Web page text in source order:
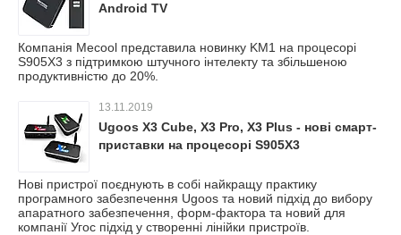
Android TV
Компанія Mecool представила новинку KM1 на процесорі
S905X3 з підтримкою штучного інтелекту та збільшеною
продуктивністю до 20%.
13.11.2019
Ugoos X3 Cube, X3 Pro, X3 Plus - нові смарт-
приставки на процесорі S905X3
Нові пристрої поєднують в собі найкращу практику
програмного забезпечення Ugoos та новий підхід до вибору
апаратного забезпечення, форм-фактора та новий для
компанії Угос підхід у створенні лінійки пристроїв.